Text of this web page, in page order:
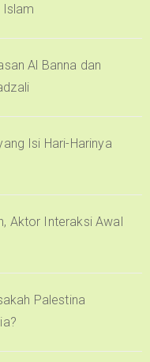
Islam
Al Banna dan
Isi Hari-Harinya
Aktor Interaksi Awal
Palestina